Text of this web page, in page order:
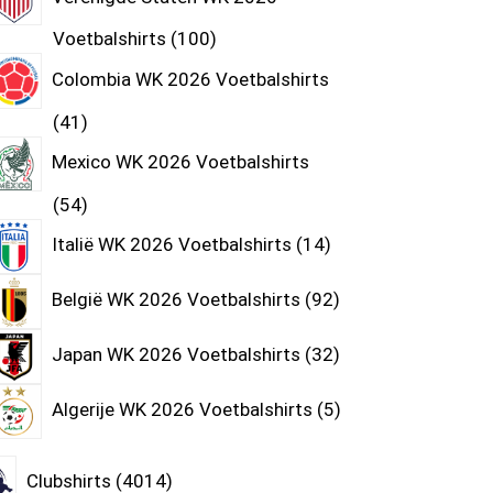
Voetbalshirts 100
Colombia WK 2026 Voetbalshirts
41
Mexico WK 2026 Voetbalshirts
54
Italië WK 2026 Voetbalshirts 14
België WK 2026 Voetbalshirts 92
Japan WK 2026 Voetbalshirts 32
Algerije WK 2026 Voetbalshirts 5
Clubshirts 4014